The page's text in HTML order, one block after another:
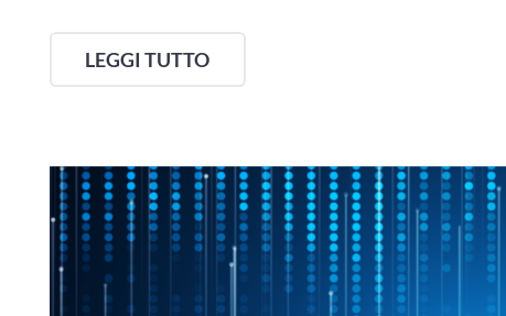
LEGGI TUTTO